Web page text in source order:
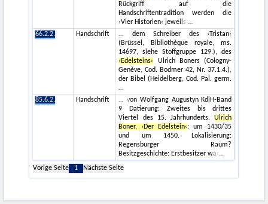
Rückgriff auf die
Handschriftentradition werden die
›Vier Historien‹ jeweils
66.2.2.
Handschrift
dem Schreiber des ›Tristan‹
(Brüssel, Bibliothèque royale, ms.
14697, siehe Stoffgruppe 129.), des
›Edelsteins‹
Ulrich Boners (Cologny-
Genève, Cod. Bodmer 42, Nr. 37.1.4.),
der Bibel (Heidelberg, Cod. Pal. germ.
85.6.2. Handschrift
von Wolfgang Augustyn KdiH-Band
9 Datierung: Zweites bis drittes
Viertel des 15. Jahrhunderts.Ulrich
Boner, ›Der Edelstein‹: um 1430/35
und um 1450. Lokalisierung:
Regensburger Raum?
Besitzgeschichte: Erstbesitzer war
Vorige Seite
1 Nächste Seite